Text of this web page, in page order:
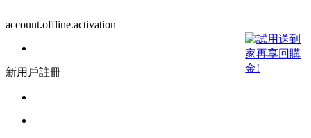
account.offline.activation
新用戶註冊